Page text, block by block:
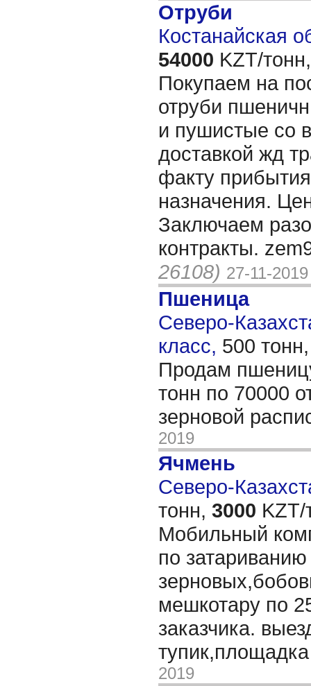
Отруби
Костанайская
54000 KZT/тонн,
Покупаем на
отруби
и пушистые со
доставкой жд
факту
назначения.
Заключаем
контракты.
26108) 27-11-2019
Пшеница
Северо-
класс, 500
Продам
тонн по 70000
зерновой
2019
Ячмень
Северо-
тонн, 3000 KZT/
Мобильный
по затариванию
мешкотару по
заказчика.
2019